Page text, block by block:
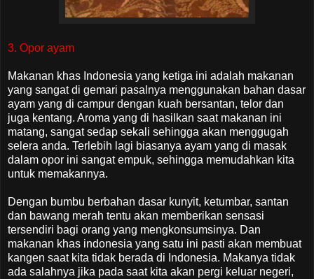
3. Opor ayam
Makanan khas Indonesia yang ketiga ini adalah makanan
yang sangat di gemari pasalnya menggunakan bahan dasar
ayam yang di campur dengan kuah bersantan, telor dan
juga kentang. Aroma yang di hasilkan saat makanan ini
matang, sangat sedap sekali sehingga akan menggugah
selera anda. Terlebih lagi biasanya ayam yang di masak
dalam opor ini sangat empuk, sehingga memudahkan kita
untuk memakannya.
Dengan bumbu berbahan dasar kunyit, ketumbar, santan
dan bawang merah tentu akan memberikan sensasi
tersendiri bagi orang yang mengkonsumsinya. Dan
makanan khas indonesia yang satu ini pasti akan membuat
kangen saat kita tidak berada di Indonesia. Makanya tidak
ada salahnya jika pada saat kita akan pergi keluar negeri,